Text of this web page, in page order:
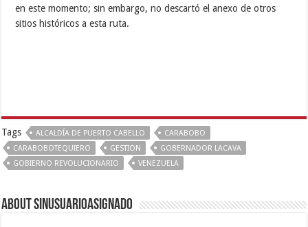
en este momento; sin embargo, no descartó el anexo de otros
sitios históricos a esta ruta.
Tags ALCALDÍA DE PUERTO CABELLO
CARABOBO
CARABOBOTEQUIERO
GESTION
GOBERNADOR LACAVA
GOBIERNO REVOLUCIONARIO
VENEZUELA
About sinusuarioasignado